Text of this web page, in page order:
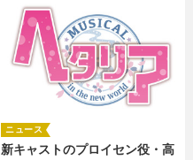
新キャストのプロイセン役・高
ニュース